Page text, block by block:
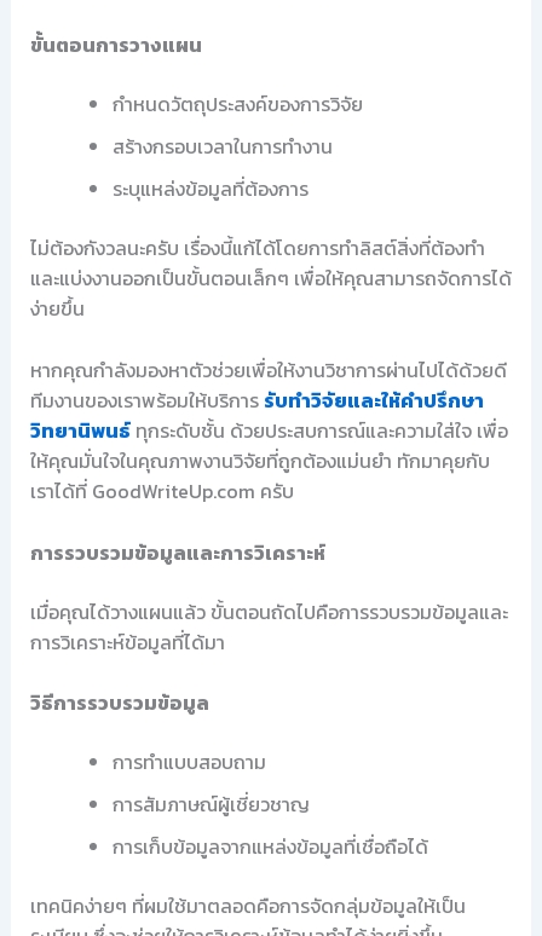
ขั้นตอนการวางแผน
กำหนดวัตถุประสงค์ของการวิจัย
สร้างกรอบเวลาในการทำงาน
ระบุแหล่งข้อมูลที่ต้องการ
ไม่ต้องกังวลนะครับ เรื่องนี้แก้ได้โดยการทำลิสต์สิ่งที่ต้องทำ
และแบ่งงานออกเป็นขั้นตอนเล็กๆ เพื่อให้คุณสามารถจัดการได้
ง่ายขึ้น
หากคุณกำลังมองหาตัวช่วยเพื่อให้งานวิชาการผ่านไปได้ด้วยดี
ทีมงานของเราพร้อมให้บริการ รับทำวิจัยและให้คำปรึกษา
วิทยานิพนธ์ทุกระดับชั้น ด้วยประสบการณ์และความใส่ใจ เพื่อ
ให้คุณมั่นใจในคุณภาพงานวิจัยที่ถูกต้องแม่นยำ ทักมาคุยกับ
เราได้ที่ GoodWriteUp.com ครับ
การรวบรวมข้อมูลและการวิเคราะห์
เมื่อคุณได้วางแผนแล้ว ขั้นตอนถัดไปคือการรวบรวมข้อมูลและ
การวิเคราะห์ข้อมูลที่ได้มา
วิธีการรวบรวมข้อมูล
การทำแบบสอบถาม
การสัมภาษณ์ผู้เชี่ยวชาญ
การเก็บข้อมูลจากแหล่งข้อมูลที่เชื่อถือได้
เทคนิคง่ายๆ ที่ผมใช้มาตลอดคือการจัดกลุ่มข้อมูลให้เป็น